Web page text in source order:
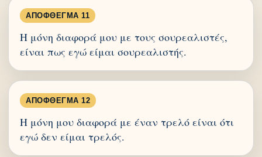
ΑΠΌΦΘΕΓΜΑ 11
Η μόνη διαφορά μου με τους σουρεαλιστές,
είναι πως εγώ είμαι σουρεαλιστής.
ΑΠΌΦΘΕΓΜΑ 12
Η μόνη μου διαφορά με έναν τρελό είναι ότι
εγώ δεν είμαι τρελός.